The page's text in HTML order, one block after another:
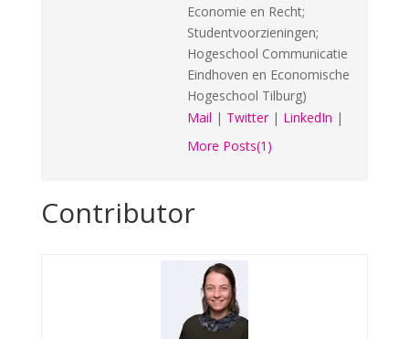
Economie en Recht;
Studentvoorzieningen;
Hogeschool Communicatie
Eindhoven en Economische
Hogeschool Tilburg)
Mail | Twitter| LinkedIn |
More Posts(1)
Contributor